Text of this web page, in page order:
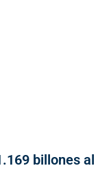
billones al